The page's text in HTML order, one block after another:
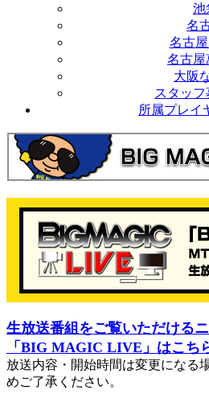
池
名
名古
名古屋
大阪
スタッ
所属プレイ
生放送番組をご覧いただける
「BIG MAGIC LIVE」はこち
放送内容・開始時間は変更になる
めご了承ください。